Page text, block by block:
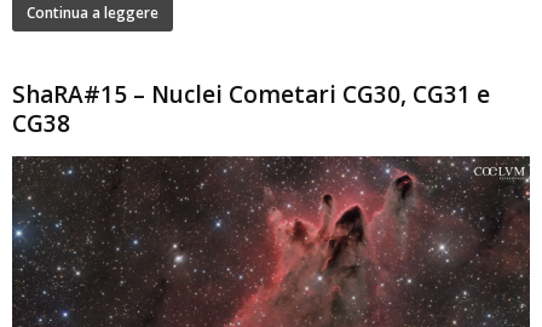
Continua a leggere
ShaRA#15 – Nuclei Cometari CG30, CG31 e
CG38